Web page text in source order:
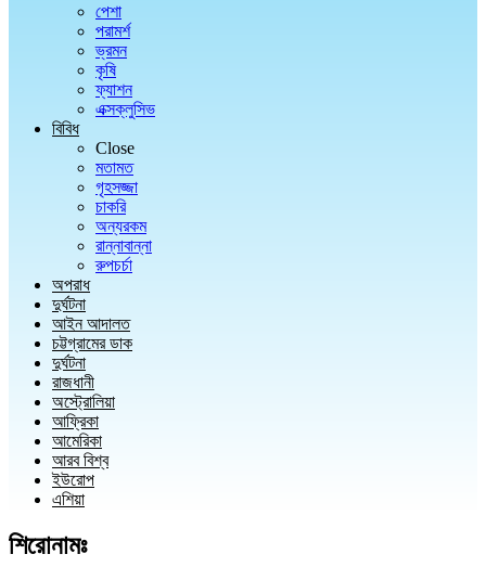
পেশা
পরামর্শ
ভ্রমন
কৃষি
ফ্যাশন
এক্সক্লুসিভ
বিবিধ
Close
মতামত
গৃহসজ্জা
চাকরি
অন্যরকম
রান্নাবান্না
রুপচর্চা
অপরাধ
দুর্ঘটনা
আইন আদালত
চট্টগ্রামের ডাক
দুর্ঘটনা
রাজধানী
অস্ট্রোলিয়া
আফ্রিকা
আমেরিকা
আরব বিশ্ব
ইউরোপ
এশিয়া
শিরোনামঃ